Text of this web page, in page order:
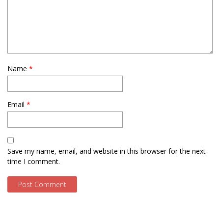
Name *
Email *
Save my name, email, and website in this browser for the next
time I comment.